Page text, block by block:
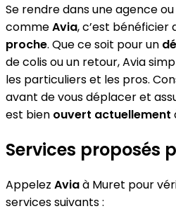
Se rendre dans une agence ou
commeAvia, c’est bénéficier
proche. Que ce soit pour un
de colis ou un retour, Avia
les particuliers et les pros.
avant de vous déplacer et
est bien ouvert actuellement
Services proposés
Appelez Aviaà Muret pour
services suivants :